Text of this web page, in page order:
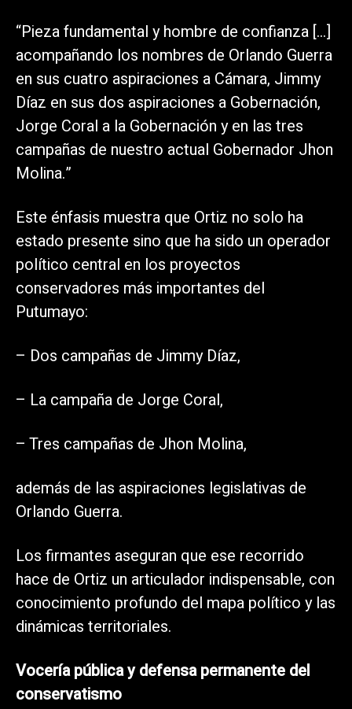
“Pieza fundamental y hombre de confianza […]
acompañando los nombres de Orlando Guerra
en sus cuatro aspiraciones a Cámara, Jimmy
Díaz en sus dos aspiraciones a Gobernación,
Jorge Coral a la Gobernación y en las tres
campañas de nuestro actual Gobernador Jhon
Molina.”
Este énfasis muestra que Ortiz no solo ha
estado presente sino que ha sido un operador
político central en los proyectos
conservadores más importantes del
Putumayo:
– Dos campañas de Jimmy Díaz,
– La campaña de Jorge Coral,
– Tres campañas de Jhon Molina,
además de las aspiraciones legislativas de
Orlando Guerra.
Los firmantes aseguran que ese recorrido
hace de Ortiz un articulador indispensable, con
conocimiento profundo del mapa político y las
dinámicas territoriales.
Vocería pública y defensa permanente del
conservatismo